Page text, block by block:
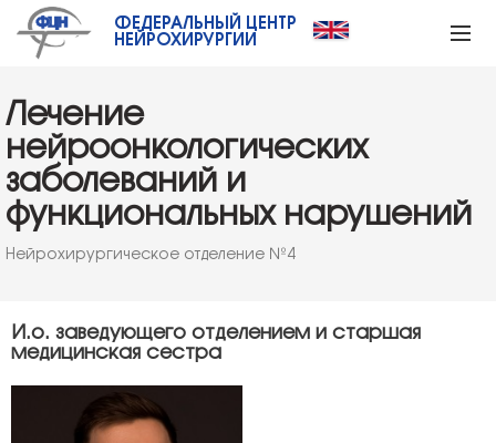
ФЕДЕРАЛЬНЫЙ ЦЕНТР
НЕЙРОХИРУРГИИ
Лечение
нейроонкологических
заболеваний и
функциональных нарушений
Нейрохирургическое отделение №4
И.о. заведующего отделением и старшая
медицинская сестра